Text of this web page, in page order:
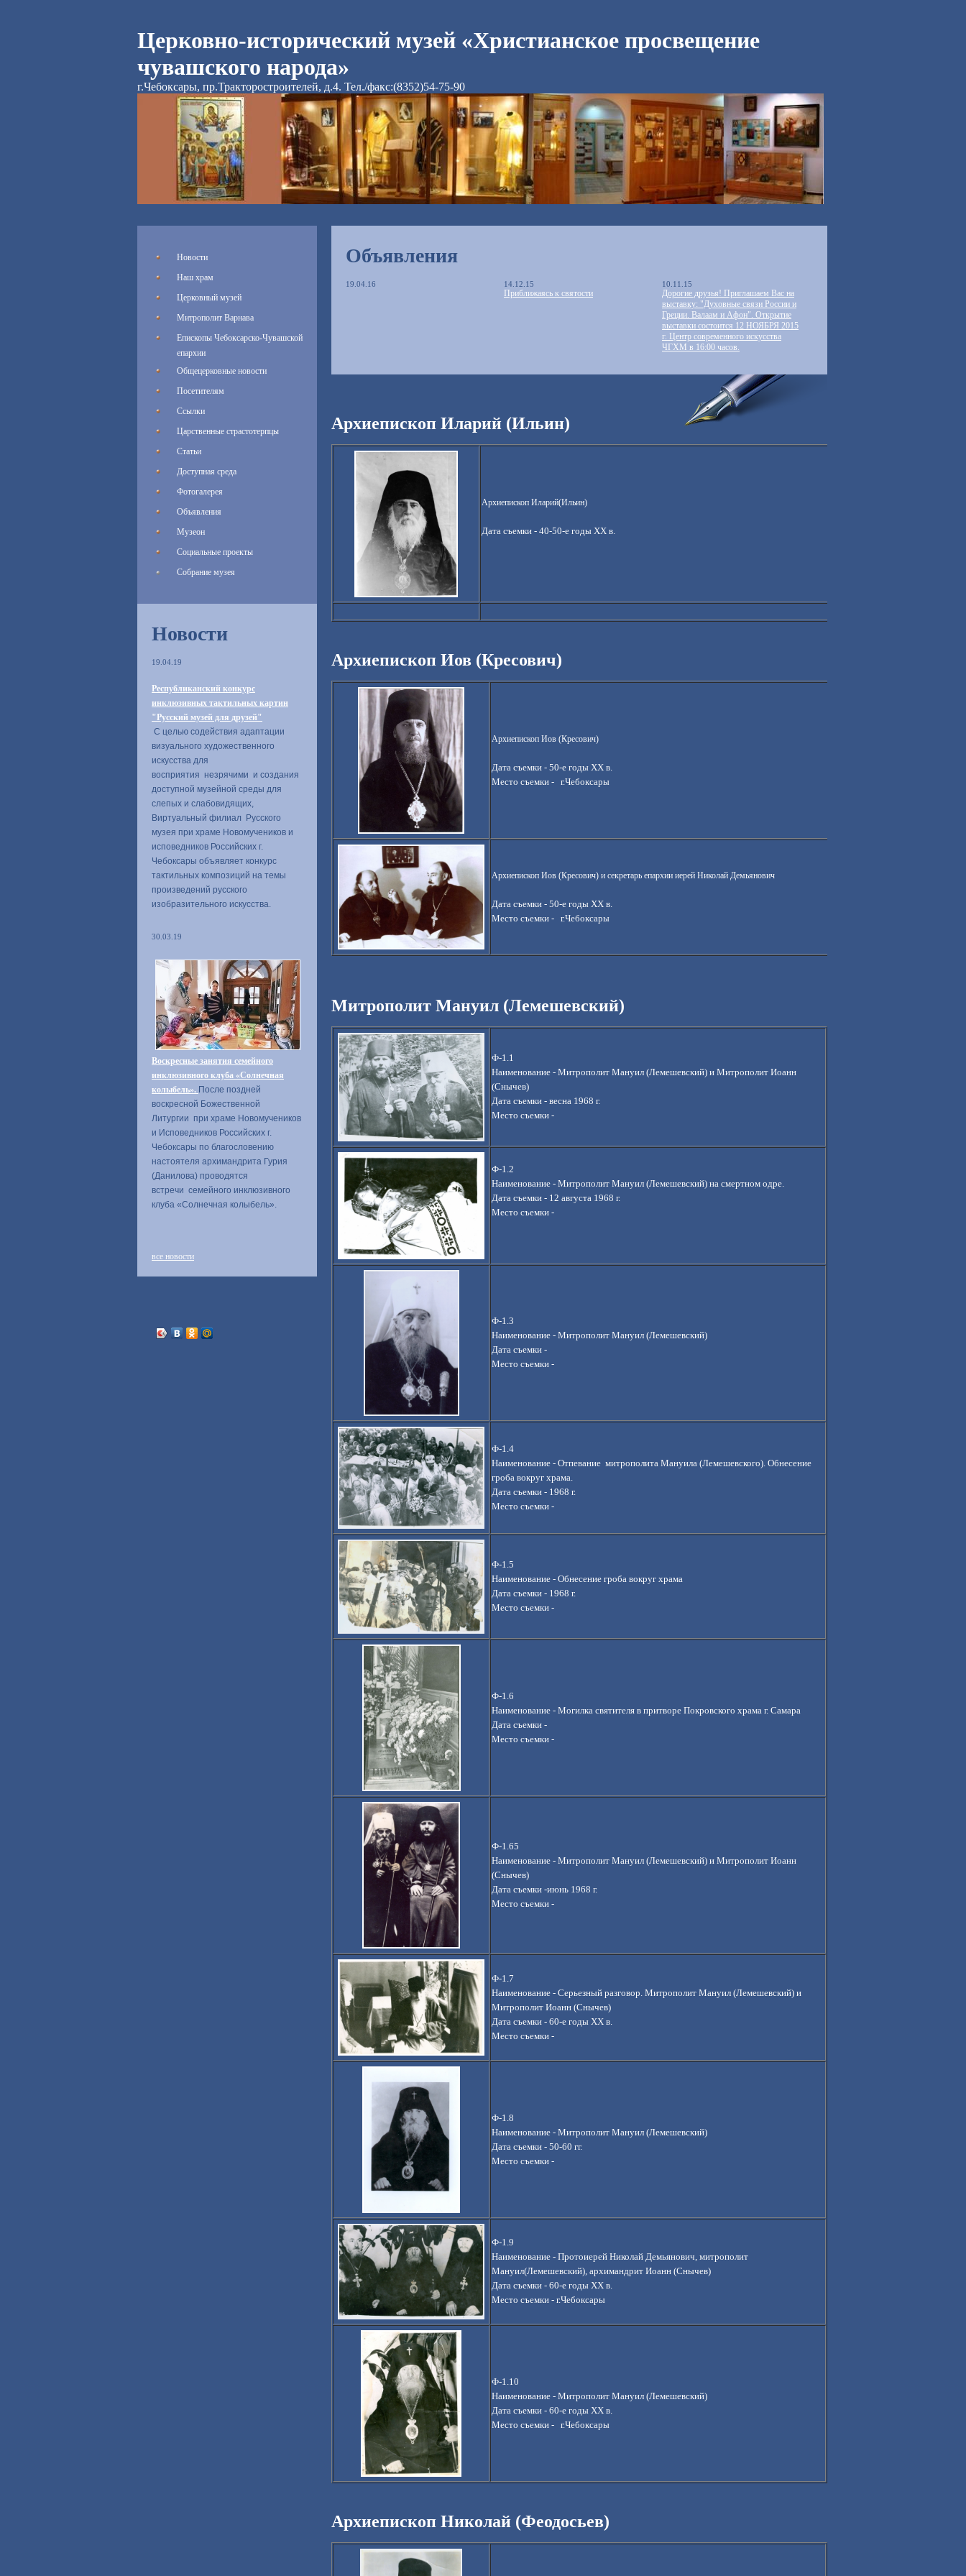
Церковно-исторический музей «Христианское просвещение
чувашского народа»
г.Чебоксары, пр.Тракторостроителей, д.4. Тел./факс:(8352)54-75-90
Новости
Наш храм
Церковный музей
Митрополит Варнава
Епископы Чебоксарско-Чувашской
епархии
Общецерковные новости
Посетителям
Ссылки
Царственные страстотерпцы
Статьи
Доступная среда
Фотогалерея
Объявления
Музеон
Социальные проекты
Собрание музея
Новости
19.04.19
Республиканский конкурс
инклюзивных тактильных картин
"Русский музей для друзей"
С целью содействия адаптации
визуального художественного
искусства для
восприятия незрячими и создания
доступной музейной среды для
слепых и слабовидящих,
Виртуальный филиал Русского
музея при храме Новомучеников и
исповедников Российских г.
Чебоксары объявляет конкурс
тактильных композиций на темы
произведений русского
изобразительного искусства.
30.03.19
Воскресные занятия семейного
инклюзивного клуба «Солнечная
колыбель». После поздней
воскресной Божественной
Литургии при храме Новомучеников
и Исповедников Российских г.
Чебоксары по благословению
настоятеля архимандрита Гурия
(Данилова) проводятся
встречи семейного инклюзивного
клуба «Солнечная колыбель».
все новости
Объявления
19.04.16 14.12.15
Приближаясь к святости
10.11.15
Дорогие друзья! Приглашаем Вас на
выставку: "Духовные связи России и
Греции. Валаам и Афон". Открытие
выставки состоится 12 НОЯБРЯ 2015
г. Центр современного искусства
ЧГХМ в 16:00 часов.
Архиепископ Иларий (Ильин)
Архиепископ Иларий(Ильин)
Дата съемки - 40-50-е годы ХХ в.
Архиепископ Иов (Кресович)
Архиепископ Иов (Кресович)
Дата съемки - 50-е годы ХХ в.
Место съемки - г.Чебоксары
Архиепископ Иов (Кресович) и секретарь епархии иерей Николай Демьянович
Дата съемки - 50-е годы ХХ в.
Место съемки - г.Чебоксары
Митрополит Мануил (Лемешевский)
Ф-1.1
Наименование - Митрополит Мануил (Лемешевский) и Митрополит Иоанн
(Снычев)
Дата съемки - весна 1968 г.
Место съемки -
Ф-1.2
Наименование - Митрополит Мануил (Лемешевский) на смертном одре.
Дата съемки - 12 августа 1968 г.
Место съемки -
Ф-1.3
Наименование - Митрополит Мануил (Лемешевский)
Дата съемки -
Место съемки -
Ф-1.4
Наименование - Отпевание митрополита Мануила (Лемешевского). Обнесение
гроба вокруг храма.
Дата съемки - 1968 г.
Место съемки -
Ф-1.5
Наименование - Обнесение гроба вокруг храма
Дата съемки - 1968 г.
Место съемки -
Ф-1.6
Наименование - Могилка святителя в притворе Покровского храма г. Самара
Дата съемки -
Место съемки -
Ф-1.65
Наименование - Митрополит Мануил (Лемешевский) и Митрополит Иоанн
(Снычев)
Дата съемки -июнь 1968 г.
Место съемки -
Ф-1.7
Наименование - Серьезный разговор. Митрополит Мануил (Лемешевский) и
Митрополит Иоанн (Снычев)
Дата съемки - 60-е годы ХХ в.
Место съемки -
Ф-1.8
Наименование - Митрополит Мануил (Лемешевский)
Дата съемки - 50-60 гг.
Место съемки -
Ф-1.9
Наименование - Протоиерей Николай Демьянович, митрополит
Мануил(Лемешевский), архимандрит Иоанн (Снычев)
Дата съемки - 60-е годы ХХ в.
Место съемки - г.Чебоксары
Ф-1.10
Наименование - Митрополит Мануил (Лемешевский)
Дата съемки - 60-е годы ХХ в.
Место съемки - г.Чебоксары
Архиепископ Николай (Феодосьев)